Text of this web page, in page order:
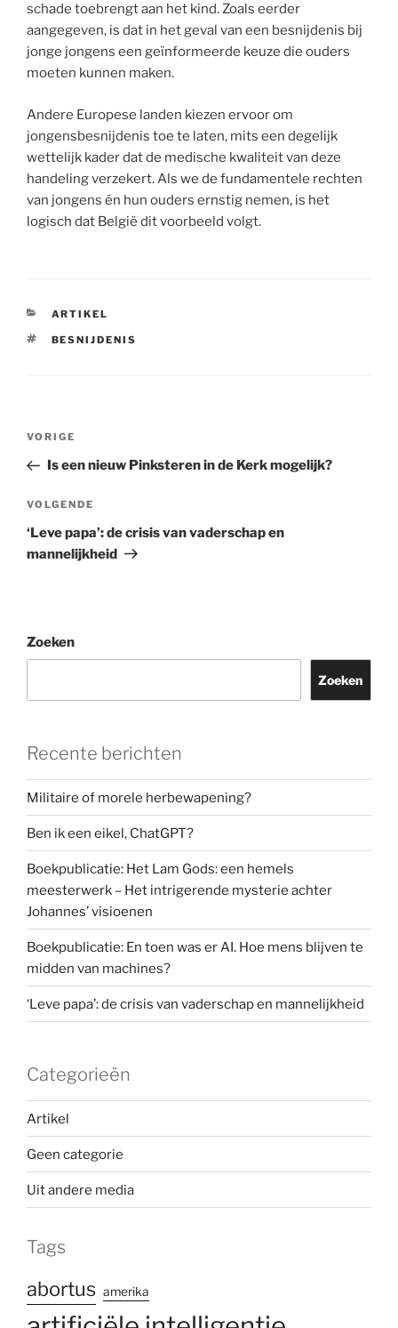
schade toebrengt aan het kind. Zoals eerder
aangegeven, is dat in het geval van een besnijdenis bij
jonge jongens een geïnformeerde keuze die ouders
moeten kunnen maken.
Andere Europese landen kiezen ervoor om
jongensbesnijdenis toe te laten, mits een degelijk
wettelijk kader dat de medische kwaliteit van deze
handeling verzekert. Als we de fundamentele rechten
van jongens én hun ouders ernstig nemen, is het
logisch dat België dit voorbeeld volgt.
CATEGORIEËN
ARTIKEL
TAGS
BESNIJDENIS
Berichtnavigatie
Vorig
bericht
VORIGE
Is een nieuw Pinksteren in de Kerk mogelijk?
Volgend
bericht
VOLGENDE
‘Leve papa’: de crisis van vaderschap en
mannelijkheid
Zoeken
Zoeken
Recente berichten
Militaire of morele herbewapening?
Ben ik een eikel, ChatGPT?
Boekpublicatie: Het Lam Gods: een hemels
meesterwerk – Het intrigerende mysterie achter
Johannes’ visioenen
Boekpublicatie: En toen was er AI. Hoe mens blijven te
midden van machines?
‘Leve papa’: de crisis van vaderschap en mannelijkheid
Categorieën
Artikel
Geen categorie
Uit andere media
Tags
abortus amerika